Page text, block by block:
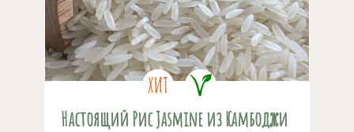
Настоящий Рис Jasmine из Камбоджи